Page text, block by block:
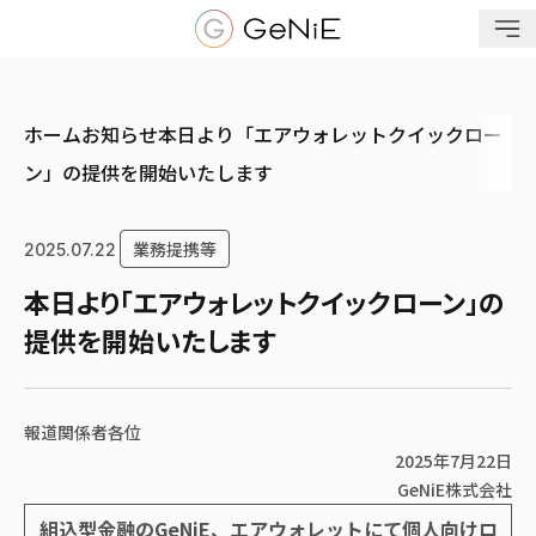
ホームお知らせ本日より「エアウォレットクイックロー
ン」の提供を開始いたします
2025.07.22 業務提携等
本日より「エアウォレットクイックローン」の
提供を開始いたします
報道関係者各位
2025年7月22日
GeNiE株式会社
組込型金融のGeNiE、エアウォレットにて個人向けロ